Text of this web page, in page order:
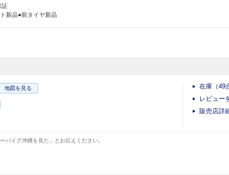
証
新品●前タイヤ新品
地図を見る
在庫（49
レビュー
販売店詳
イク沖縄を見た」とお伝えください。